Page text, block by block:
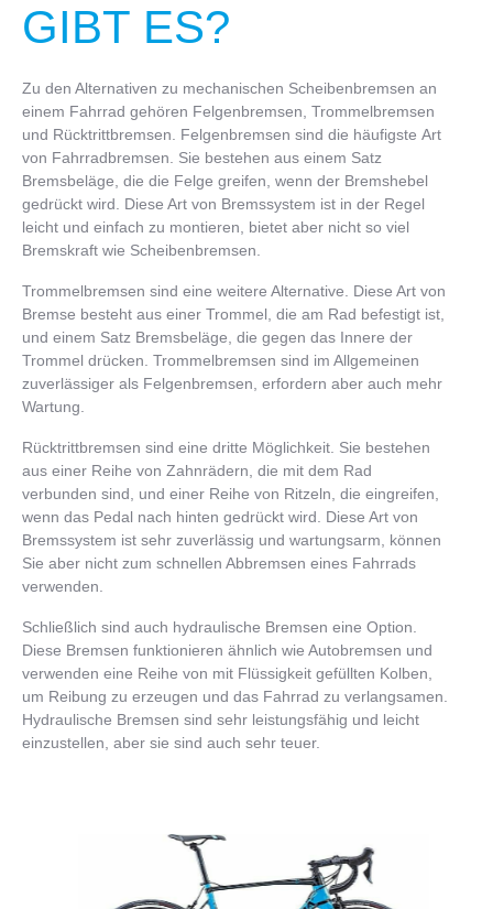
GIBT ES?
Zu den Alternativen zu mechanischen Scheibenbremsen an
einem Fahrrad gehören Felgenbremsen, Trommelbremsen
und Rücktrittbremsen. Felgenbremsen sind die häufigste Art
von Fahrradbremsen. Sie bestehen aus einem Satz
Bremsbeläge, die die Felge greifen, wenn der Bremshebel
gedrückt wird. Diese Art von Bremssystem ist in der Regel
leicht und einfach zu montieren, bietet aber nicht so viel
Bremskraft wie Scheibenbremsen.
Trommelbremsen sind eine weitere Alternative. Diese Art von
Bremse besteht aus einer Trommel, die am Rad befestigt ist,
und einem Satz Bremsbeläge, die gegen das Innere der
Trommel drücken. Trommelbremsen sind im Allgemeinen
zuverlässiger als Felgenbremsen, erfordern aber auch mehr
Wartung.
Rücktrittbremsen sind eine dritte Möglichkeit. Sie bestehen
aus einer Reihe von Zahnrädern, die mit dem Rad
verbunden sind, und einer Reihe von Ritzeln, die eingreifen,
wenn das Pedal nach hinten gedrückt wird. Diese Art von
Bremssystem ist sehr zuverlässig und wartungsarm, können
Sie aber nicht zum schnellen Abbremsen eines Fahrrads
verwenden.
Schließlich sind auch hydraulische Bremsen eine Option.
Diese Bremsen funktionieren ähnlich wie Autobremsen und
verwenden eine Reihe von mit Flüssigkeit gefüllten Kolben,
um Reibung zu erzeugen und das Fahrrad zu verlangsamen.
Hydraulische Bremsen sind sehr leistungsfähig und leicht
einzustellen, aber sie sind auch sehr teuer.